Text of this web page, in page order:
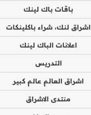
باقات باك لينك
اشراق لنك، شراء باكلينكات
اعلانات الباك لينك
التدريس
اشراق العالم عالم كبير
منتدى الاشراق